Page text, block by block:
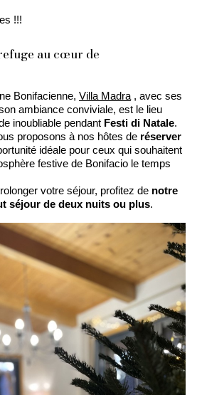
!!!
au cœur de
Bonifacienne, Villa Madra , avec ses
ambiance conviviale, est le lieu
inoubliable pendant Festi di Natale.
proposons à nos hôtes de réserver
idéale pour ceux qui souhaitent
festive de Bonifacio le temps
votre séjour, profitez de notre
séjour de deux nuits ou plus.